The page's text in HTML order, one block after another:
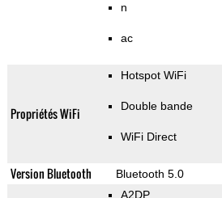
n
ac
Propriétés WiFi
Hotspot WiFi
Double bande
WiFi Direct
Version Bluetooth Bluetooth 5.0
A2DP